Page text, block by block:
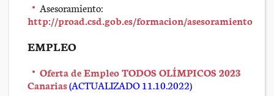
Asesoramiento:
http://proad.csd.gob.es/formacion/asesoramiento
EMPLEO
Oferta de Empleo TODOS OLÍMPICOS 2023
Canarias(ACTUALIZADO 11.10.2022)